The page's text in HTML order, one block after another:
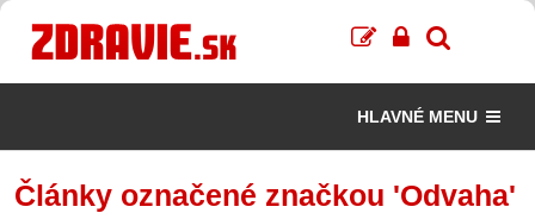
HLAVNÉ MENU
Články označené značkou 'Odvaha'